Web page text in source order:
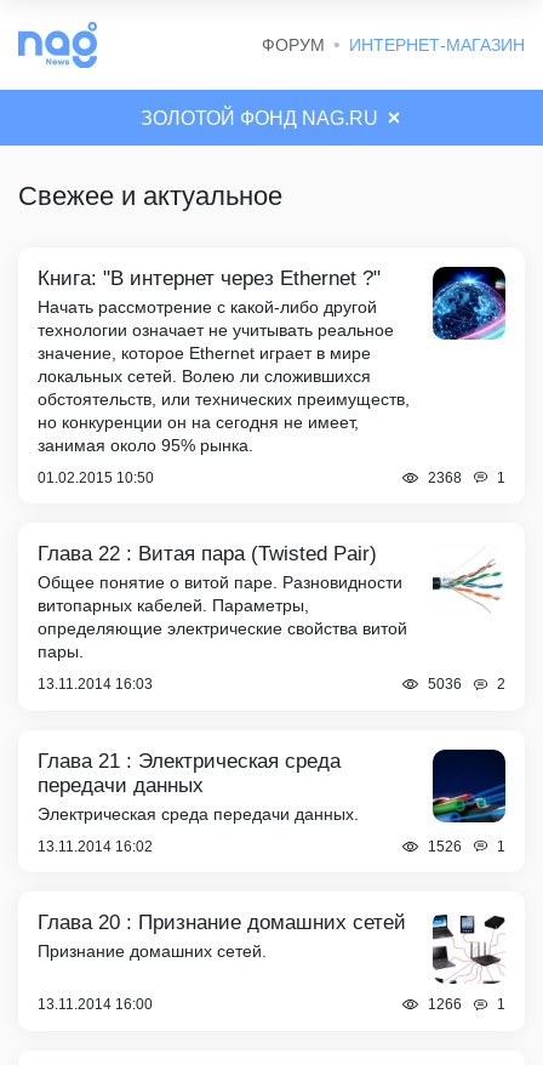
ФОРУМ ИНТЕРНЕТ-МАГАЗИН
ЗОЛОТОЙ ФОНД NAG.RU
Свежее и актуальное
Книга: "В интернет через Ethernet ?"
Начать рассмотрение с какой-либо другой
технологии означает не учитывать реальное
значение, которое Ethernet играет в мире
локальных сетей. Волею ли сложившихся
обстоятельств, или технических преимуществ,
но конкуренции он на сегодня не имеет,
занимая около 95% рынка.
01.02.2015 10:50 2368 1
Глава 22 : Витая пара (Twisted Pair)
Общее понятие о витой паре. Разновидности
витопарных кабелей. Параметры,
определяющие электрические свойства витой
пары.
13.11.2014 16:03 5036 2
Глава 21 : Электрическая среда
передачи данных
Электрическая среда передачи данных.
13.11.2014 16:02 1526 1
Глава 20 : Признание домашних сетей
Признание домашних сетей.
13.11.2014 16:00 1266 1